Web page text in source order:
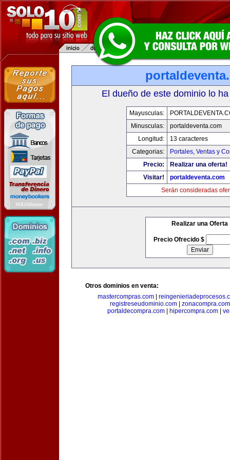
El dueño de este dominio lo
Mayusculas:
Minusculas:
portaldeventa.com
Longitud:
13 caracteres
Categorias:
Portales, Ventas y
Precio:
Realizar una oferta!
Visitar!
portaldeventa.com
Serán consideradas
Realizar una Oferta
Precio Ofrecido $
Otros dominios en venta:
mastercompras.com
registreseudominio.com
zonacompra.com
portaldecompra.com
hipercompra.com